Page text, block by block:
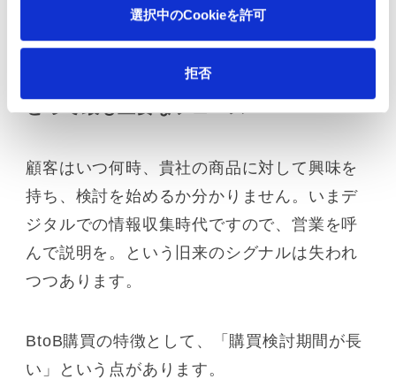
選択中のCookieを許可
拒否
関係性維持・深耕フェーズはBtoB企業に
とって最も重要なフェーズ
顧客はいつ何時、貴社の商品に対して興味を
持ち、検討を始めるか分かりません。いまデ
ジタルでの情報収集時代ですので、営業を呼
んで説明を。という旧来のシグナルは失われ
つつあります。
BtoB購買の特徴として、「購買検討期間が長
い」という点があります。